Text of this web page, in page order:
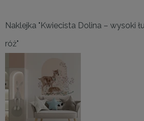
Naklejka "Kwiecista Dolina – wysoki
róż"